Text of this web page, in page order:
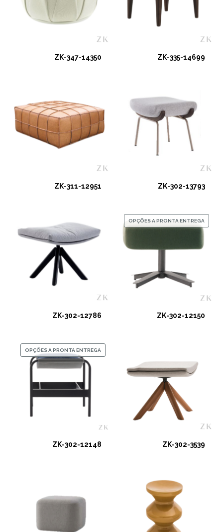
ZK-347-14350 ZK-335-14699
ZK-311-12951 ZK-302-13793
ZK-302-12786
OPÇÕES A PRONTA ENTREGA
ZK-302-12150
OPÇÕES A PRONTA ENTREGA
ZK-302-12148 ZK-302-3539